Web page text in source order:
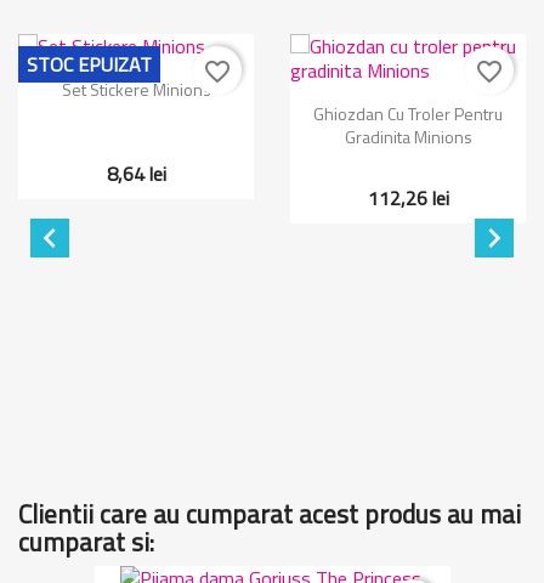

Set Stickere Minions
8,64 lei
STOC EPUIZAT favorite_border
Ghiozdan Cu Troler Pentru
Gradinita Minions
112,26 lei
favorite_border

Clientii care au cumparat acest produs au mai
cumparat si: